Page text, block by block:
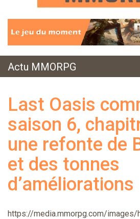
Actu MMORPG
Last Oasis
saison 6,
une refonte de
et des tonnes
d’améliorations
https://media.mmorpg.com/